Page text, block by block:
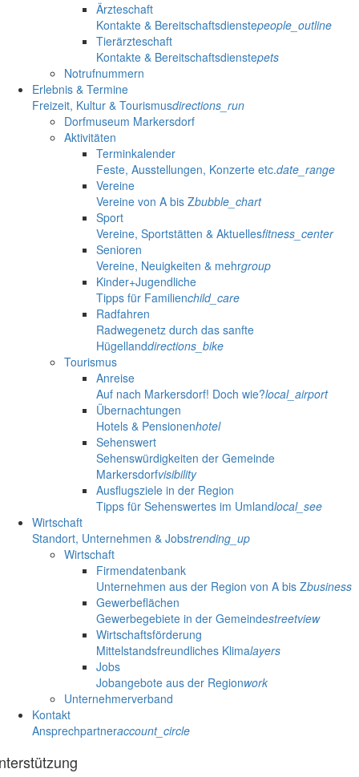
Ärzteschaft
Kontakte & Bereitschaftsdienstepeople_outline
Tierärzteschaft
Kontakte & Bereitschaftsdienstepets
Notrufnummern
Erlebnis & Termine
Freizeit, Kultur & Tourismusdirections_run
Dorfmuseum Markersdorf
Aktivitäten
Terminkalender
Feste, Ausstellungen, Konzerte etc.date_range
Vereine
Vereine von A bis Zbubble_chart
Sport
Vereine, Sportstätten & Aktuellesfitness_center
Senioren
Vereine, Neuigkeiten & mehrgroup
Kinder+Jugendliche
Tipps für Familienchild_care
Radfahren
Radwegenetz durch das sanfte
Hügellanddirections_bike
Tourismus
Anreise
Auf nach Markersdorf! Doch wie?local_airport
Übernachtungen
Hotels & Pensionenhotel
Sehenswert
Sehenswürdigkeiten der Gemeinde
Markersdorfvisibility
Ausflugsziele in der Region
Tipps für Sehenswertes im Umlandlocal_see
Wirtschaft
Standort, Unternehmen & Jobstrending_up
Wirtschaft
Firmendatenbank
Unternehmen aus der Region von A bis Zbusiness
Gewerbeflächen
Gewerbegebiete in der Gemeindestreetview
Wirtschaftsförderung
Mittelstandsfreundliches Klimalayers
Jobs
Jobangebote aus der Regionwork
Unternehmerverband
Kontakt
Ansprechpartneraccount_circle